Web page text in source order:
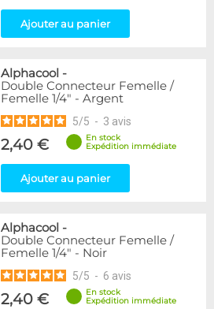
Ajouter au panier
Alphacool -
Double Connecteur Femelle /
Femelle 1/4" - Argent
5/5 - 3 avis
2,40 €
En stock
Expédition immédiate
Ajouter au panier
Alphacool -
Double Connecteur Femelle /
Femelle 1/4" - Noir
5/5 - 6 avis
2,40 €
En stock
Expédition immédiate